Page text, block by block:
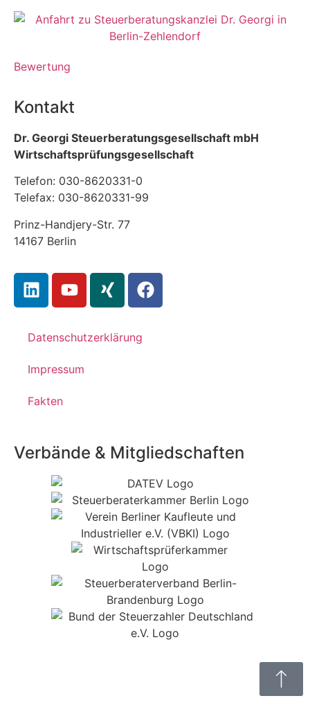
Bewertung
Kontakt
Dr. Georgi Steuerberatungsgesellschaft mbH
Wirtschaftsprüfungsgesellschaft
Telefon: 030-8620331-0
Telefax: 030-8620331-99
Prinz-Handjery-Str. 77
14167 Berlin
Datenschutzerklärung
Impressum
Fakten
Verbände & Mitgliedschaften